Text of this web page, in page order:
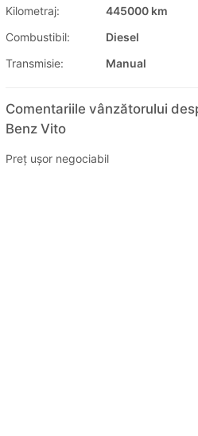
Kilometraj:
445000 km
Combustibil:
Diesel
Transmisie:
Manual
Comentariile vânzătorului
Benz Vito
Preț ușor negociabil